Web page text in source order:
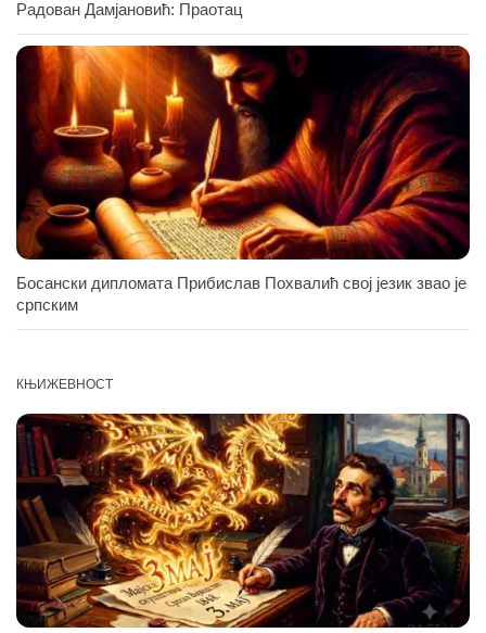
Радован Дамјановић: Праотац
Босански дипломата Прибислав Похвалић свој језик звао је
српским
КЊИЖЕВНОСТ